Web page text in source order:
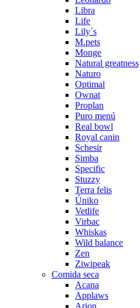
Libra
Life
Lily´s
M.pets
Monge
Natural greatness
Naturo
Optimal
Ownat
Proplan
Puro menú
Real bowl
Royal canin
Schesir
Simba
Specific
Stuzzy
Terra felis
Úniko
Vetlife
Virbac
Whiskas
Wild balance
Zen
Ziwipeak
Comida seca
Acana
Applaws
Arion